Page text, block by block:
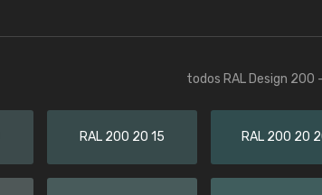
todos RAL Design 200
RAL 200 20 15 RAL 200 20